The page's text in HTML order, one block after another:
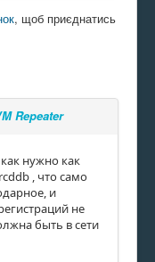
, щоб приєднатись
Repeater
нужно как
, что само
и
не
быть в сети